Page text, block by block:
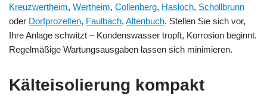
Kreuzwertheim, Wertheim, Collenberg, Hasloch, Schollbrunn
oder Dorfprozelten, Faulbach, Altenbuch. Stellen Sie sich vor,
Ihre Anlage schwitzt – Kondenswasser tropft, Korrosion beginnt.
Regelmäßige Wartungsausgaben lassen sich minimieren.
Kälteisolierung kompakt